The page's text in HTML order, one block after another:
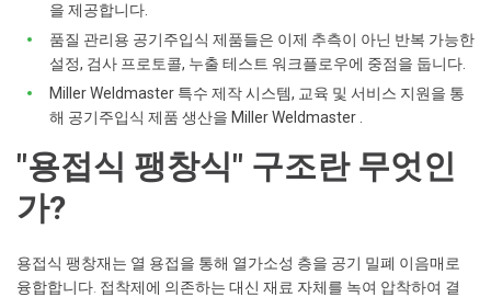
을 제공합니다.
품질 관리용 공기주입식 제품들은 이제 추측이 아닌 반복 가능한
설정, 검사 프로토콜, 누출 테스트 워크플로우에 중점을 둡니다.
Miller Weldmaster 특수 제작 시스템, 교육 및 서비스 지원을 통
해 공기주입식 제품 생산을 Miller Weldmaster .
"용접식 팽창식" 구조란 무엇인
가?
용접식 팽창재는 열 용접을 통해 열가소성 층을 공기 밀폐 이음매로
융합합니다. 접착제에 의존하는 대신 재료 자체를 녹여 압착하여 결